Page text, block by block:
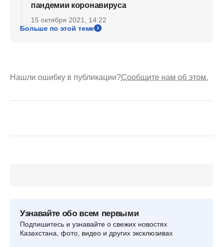
пандемии коронавируса
15 октября 2021, 14:22
Больше по этой теме
Нашли ошибку в публикации?Сообщите нам об этом.
Узнавайте обо всем первыми
Подпишитесь и узнавайте о свежих новостях
Казахстана, фото, видео и других эксклюзивах